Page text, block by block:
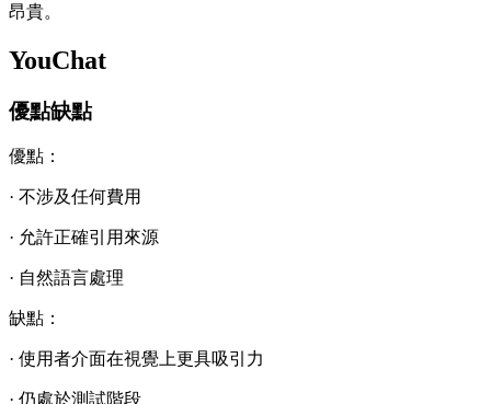
昂貴。
YouChat
優點缺點
優點：
· 不涉及任何費用
· 允許正確引用來源
· 自然語言處理
缺點：
· 使用者介面在視覺上更具吸引力
· 仍處於測試階段